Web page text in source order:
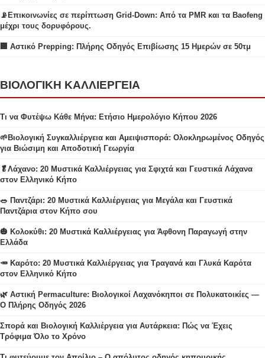
📡Επικοινωνίες σε περίπτωση Grid-Down: Από τα PMR και τα Baofeng
μέχρι τους δορυφόρους.
🏢 Αστικό Prepping: Πλήρης Οδηγός Επιβίωσης 15 Ημερών σε 50τμ
ΒΙΟΛΟΓΙΚΗ ΚΑΛΛΙΕΡΓΕΙΑ
Τι να Φυτέψω Κάθε Μήνα: Ετήσιο Ημερολόγιο Κήπου 2026
🌱Βιολογική Συγκαλλιέργεια και Αμειψισπορά: Ολοκληρωμένος Οδηγός
για Βιώσιμη και Αποδοτική Γεωργία
🥬Λάχανο: 20 Μυστικά Καλλιέργειας για Σφιχτά και Γευστικά Λάχανα
στον Ελληνικό Κήπο
🥗 Παντζάρι: 20 Μυστικά Καλλιέργειας για Μεγάλα και Γευστικά
Παντζάρια στον Κήπο σου
🎃 Κολοκύθι: 20 Μυστικά Καλλιέργειας για Άφθονη Παραγωγή στην
Ελλάδα
🥕 Καρότο: 20 Μυστικά Καλλιέργειας για Τραγανά και Γλυκά Καρότα
στον Ελληνικό Κήπο
🌿 Αστική Permaculture: Βιολογικοί Λαχανόκηποι σε Πολυκατοικίες —
Ο Πλήρης Οδηγός 2026
Σπορά και Βιολογική Καλλιέργεια για Αυτάρκεια: Πώς να Έχεις
Τρόφιμα Όλο το Χρόνο